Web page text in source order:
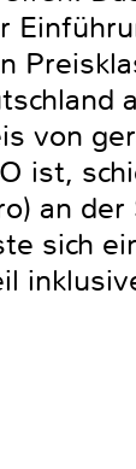
von
ist,
an
sich